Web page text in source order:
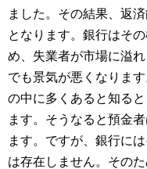
ました。その結果、返
となります。銀行はそ
め、失業者が市場に溢
でも景気が悪くなりま
の中に多くあると知る
ます。そうなると預金
ます。ですが、銀行に
は存在しません。その